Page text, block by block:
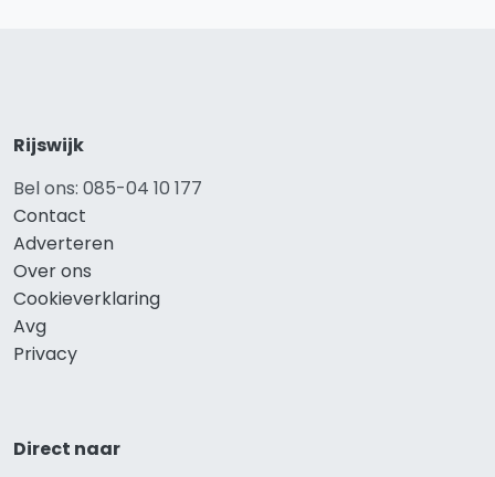
Rijswijk
Bel ons: 085-04 10 177
Contact
Adverteren
Over ons
Cookieverklaring
Avg
Privacy
Direct naar